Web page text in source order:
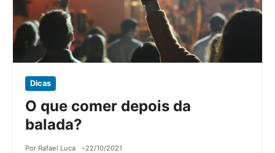
Dicas
O que comer depois da
balada?
Por Rafael Luca 22/10/2021